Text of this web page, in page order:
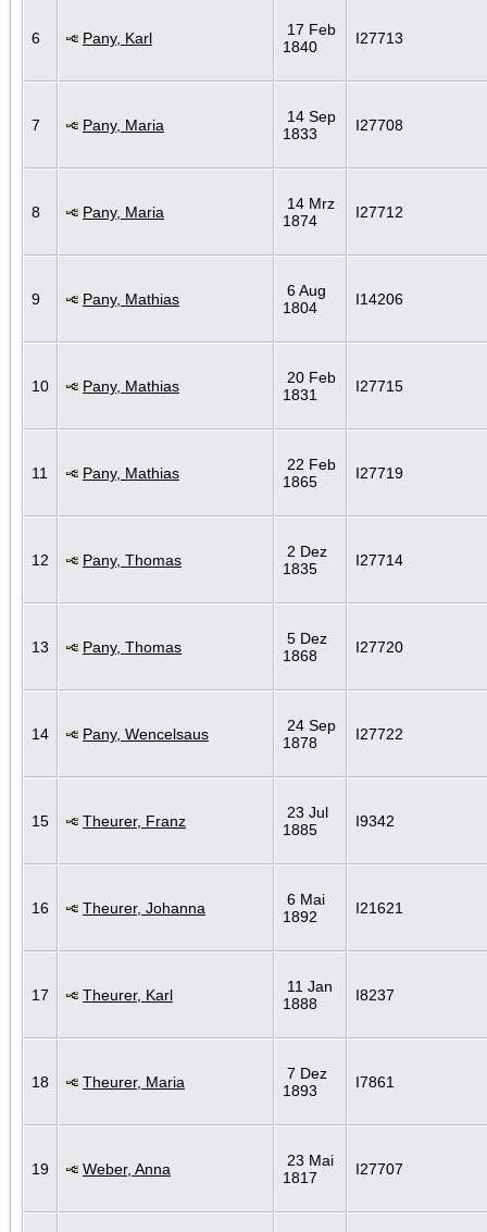
6 Pany, Karl
17 Feb
1840
I27713
7 Pany, Maria
14 Sep
1833
I27708
8 Pany, Maria
14 Mrz
1874
I27712
9 Pany, Mathias
6 Aug
1804
I14206
10 Pany, Mathias
20 Feb
1831
I27715
11 Pany, Mathias
22 Feb
1865
I27719
12 Pany, Thomas
2 Dez
1835
I27714
13 Pany, Thomas
5 Dez
1868
I27720
14 Pany, Wencelsaus
24 Sep
1878
I27722
15 Theurer, Franz
23 Jul
1885
I9342
16 Theurer, Johanna
6 Mai
1892
I21621
17 Theurer, Karl
11 Jan
1888
I8237
18 Theurer, Maria
7 Dez
1893
I7861
19 Weber, Anna
23 Mai
1817
I27707